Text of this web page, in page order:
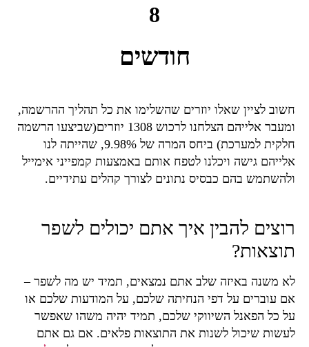
חודשים
8
חשוב לציין שאלו יוזרים שהשלימו את כל תהליך ההרשמה,
ומעבר אלייהם הצלחנו לרכוש 1308 יוזרים(שביצעו הרשמה
חלקית למערכת) ביחס המרה של 9.98%, שהייתה לנו
אלייהם גישה ויכלנו לטפח אותם באמצעות קמפייני אימייל
ולהשתמש בהם כבסיס נתונים לצורך קהלים עתידיים.
רוצים להבין איך אתם יכולים לשפר
תוצאות?
לא משנה באיזה שלב אתם נמצאים, תמיד יש מה לשפר –
אם עוברים על דפי הנחיתה שלכם, על המודעות שלכם או
על כל הפאנל השיווקי שלכם, תמיד יהיה משהו שאפשר
לעשות שיכול לשנות את התוצאות פלאים. אם גם אתם